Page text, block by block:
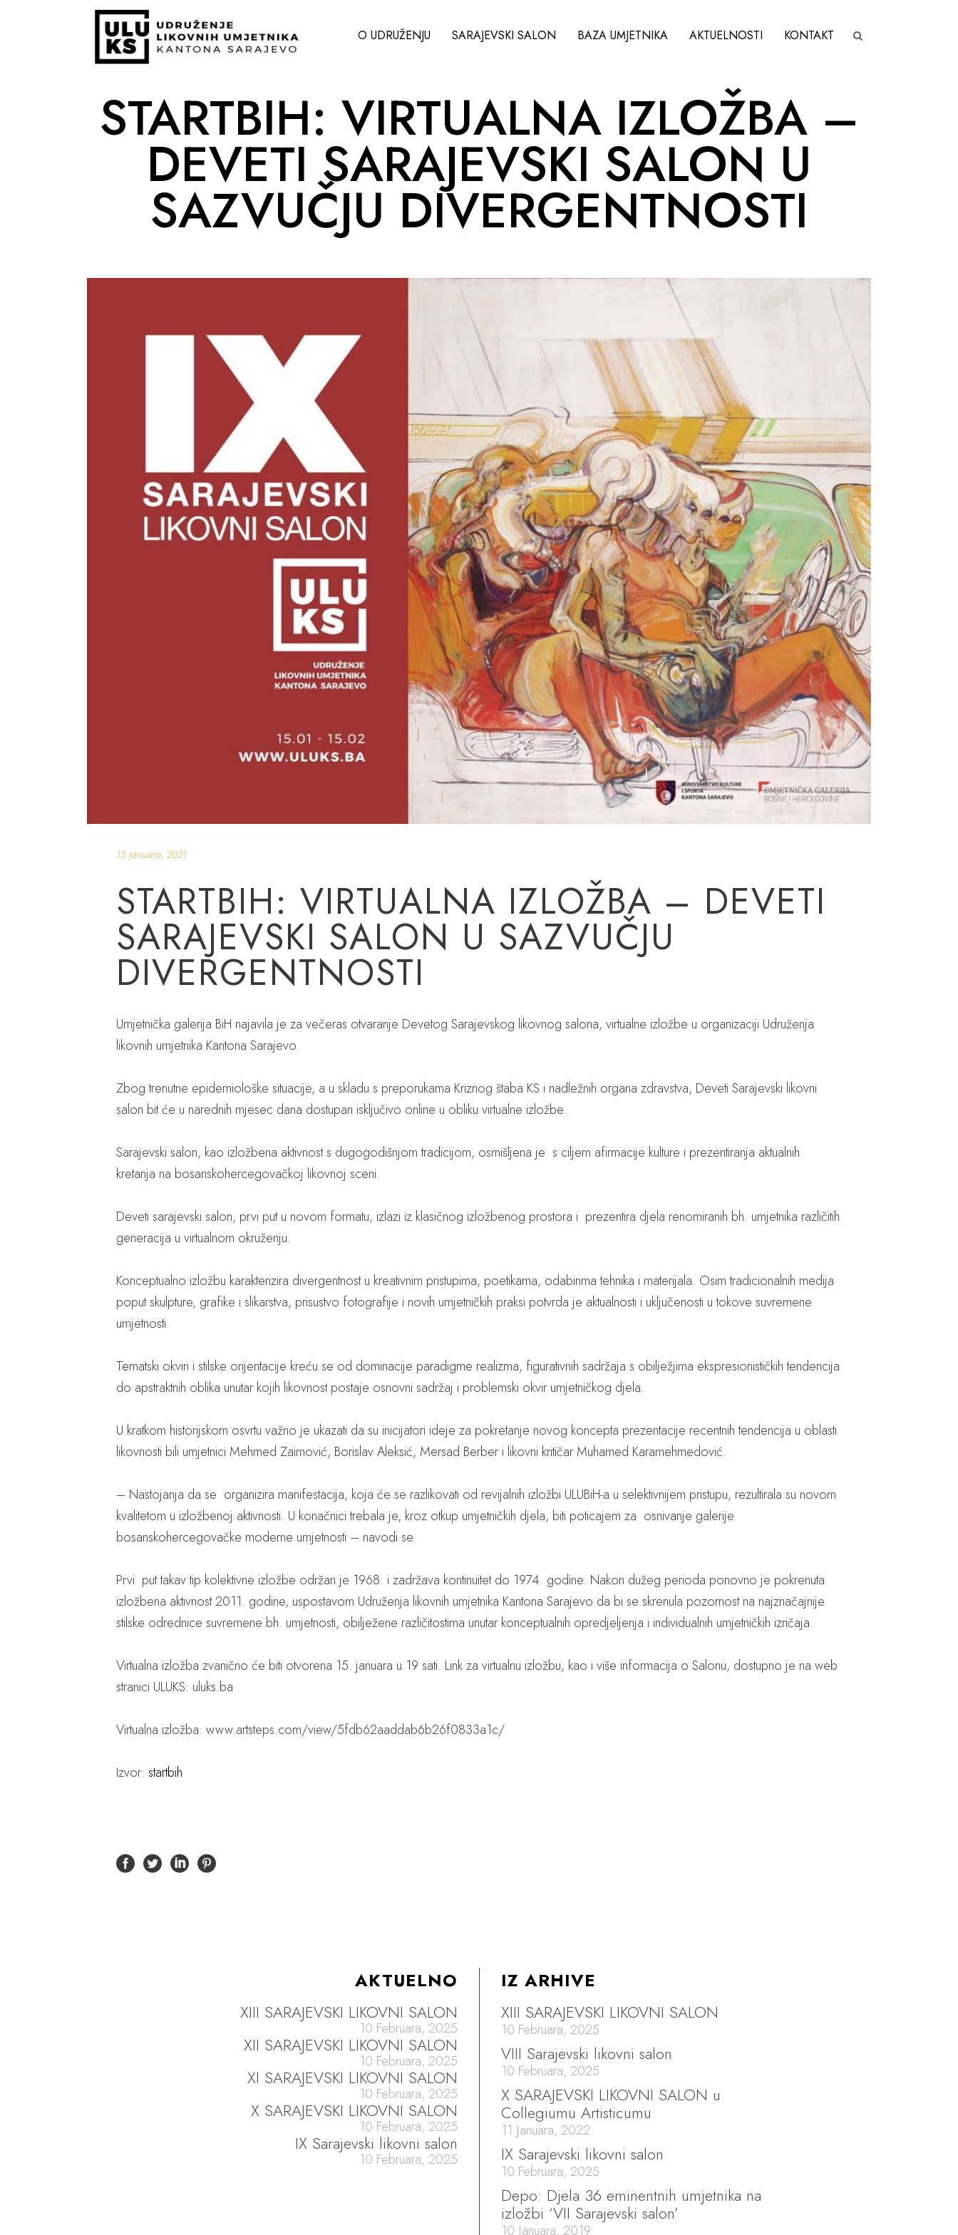
O UDRUŽENJU SARAJEVSKI SALON BAZA UMJETNIKA AKTUELNOSTI KONTAKT
STARTBIH: VIRTUALNA IZLOŽBA –
DEVETI SARAJEVSKI SALON U
SAZVUČJU DIVERGENTNOSTI
15 Januara, 2021
STARTBIH: VIRTUALNA IZLOŽBA – DEVETI
SARAJEVSKI SALON U SAZVUČJU
DIVERGENTNOSTI
Umjetnička galerija BiH najavila je za večeras otvaranje Devetog Sarajevskog likovnog salona, virtualne izložbe u organizaciji Udruženja
likovnih umjetnika Kantona Sarajevo.
Zbog trenutne epidemiološke situacije, a u skladu s preporukama Kriznog štaba KS i nadležnih organa zdravstva, Deveti Sarajevski likovni
salon bit će u narednih mjesec dana dostupan isključivo online u obliku virtualne izložbe.
Sarajevski salon, kao izložbena aktivnost s dugogodišnjom tradicijom, osmišljena je s ciljem afirmacije kulture i prezentiranja aktualnih
kretanja na bosanskohercegovačkoj likovnoj sceni.
Deveti sarajevski salon, prvi put u novom formatu, izlazi iz klasičnog izložbenog prostora i prezentira djela renomiranih bh. umjetnika različitih
generacija u virtualnom okruženju.
Konceptualno izložbu karakterizira divergentnost u kreativnim pristupima, poetikama, odabirima tehnika i materijala. Osim tradicionalnih medija
poput skulpture, grafike i slikarstva, prisustvo fotografije i novih umjetničkih praksi potvrda je aktualnosti i uključenosti u tokove suvremene
umjetnosti.
Tematski okviri i stilske orijentacije kreću se od dominacije paradigme realizma, figurativnih sadržaja s obilježjima ekspresionističkih tendencija
do apstraktnih oblika unutar kojih likovnost postaje osnovni sadržaj i problemski okvir umjetničkog djela.
U kratkom historijskom osvrtu važno je ukazati da su inicijatori ideje za pokretanje novog koncepta prezentacije recentnih tendencija u oblasti
likovnosti bili umjetnici Mehmed Zaimović, Borislav Aleksić, Mersad Berber i likovni kritičar Muhamed Karamehmedović.
– Nastojanja da se organizira manifestacija, koja će se razlikovati od revijalnih izložbi ULUBiH-a u selektivnijem pristupu, rezultirala su novom
kvalitetom u izložbenoj aktivnosti. U konačnici trebala je, kroz otkup umjetničkih djela, biti poticajem za osnivanje galerije
bosanskohercegovačke moderne umjetnosti – navodi se.
Prvi put takav tip kolektivne izložbe održan je 1968. i zadržava kontinuitet do 1974. godine. Nakon dužeg perioda ponovno je pokrenuta
izložbena aktivnost 2011. godine, uspostavom Udruženja likovnih umjetnika Kantona Sarajevo da bi se skrenula pozornost na najznačajnije
stilske odrednice suvremene bh. umjetnosti, obilježene različitostima unutar konceptualnih opredjeljenja i individualnih umjetničkih izričaja.
Virtualna izložba zvanično će biti otvorena 15. januara u 19 sati. Link za virtualnu izložbu, kao i više informacija o Salonu, dostupno je na web
stranici ULUKS: uluks.ba
Virtualna izložba: www.artsteps.com/view/5fdb62aaddab6b26f0833a1c/
Izvor: startbih
AKTUELNO
XIII SARAJEVSKI LIKOVNI SALON
10 Februara, 2025
XII SARAJEVSKI LIKOVNI SALON
10 Februara, 2025
XI SARAJEVSKI LIKOVNI SALON
10 Februara, 2025
X SARAJEVSKI LIKOVNI SALON
10 Februara, 2025
IX Sarajevski likovni salon
10 Februara, 2025
IZ ARHIVE
XIII SARAJEVSKI LIKOVNI SALON
10 Februara, 2025
VIII Sarajevski likovni salon
10 Februara, 2025
X SARAJEVSKI LIKOVNI SALON u
Collegiumu Artisticumu
11 Januara, 2022
IX Sarajevski likovni salon
10 Februara, 2025
Depo: Djela 36 eminentnih umjetnika na
izložbi ‘VII Sarajevski salon’
10 Januara, 2019